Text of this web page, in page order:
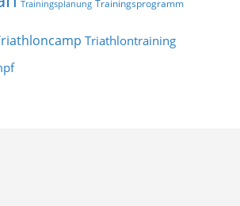
Trainingsplanung Trainingsprogramm
Triathlontraining